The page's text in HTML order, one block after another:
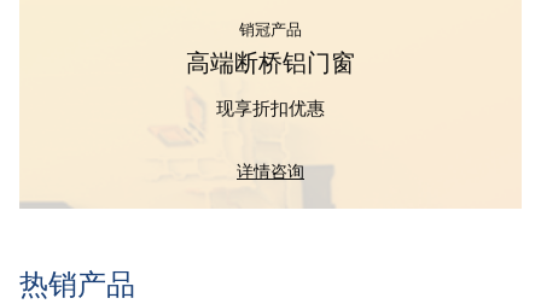
销冠产品
高端断桥铝门窗
现享折扣优惠
详情咨询
热销产品